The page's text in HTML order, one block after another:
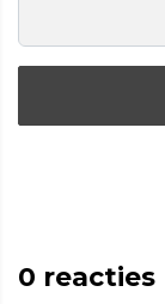
0 reacties